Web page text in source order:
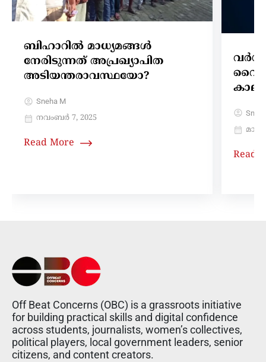
ബിഹാറില്‍ മാധ്യമങ്ങള്‍
നേരിടുന്നത് അപ്രഖ്യാപിത
അടിയന്തരാവസ്ഥയോ?
Sneha M
നവംബർ 7, 2025
Read More
കാലം
Read
Off Beat Concerns (OBC) is a grassroots initiative
for building practical skills and digital confidence
across students, journalists, women’s collectives,
political players, local government leaders, senior
citizens, and content creators.